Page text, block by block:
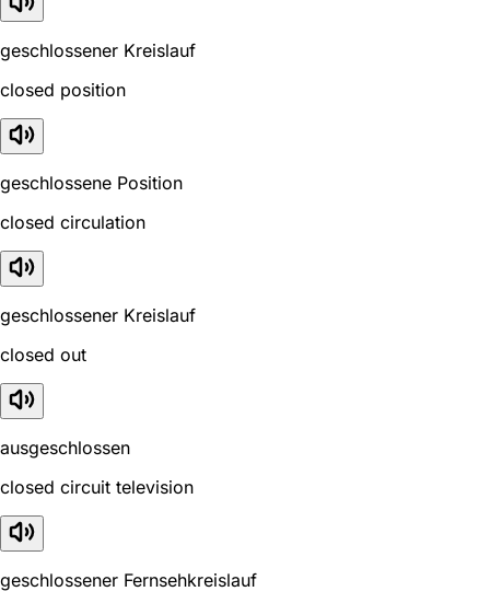
geschlossener Kreislauf
closed position
geschlossene Position
closed circulation
geschlossener Kreislauf
closed out
ausgeschlossen
closed circuit television
geschlossener Fernsehkreislauf